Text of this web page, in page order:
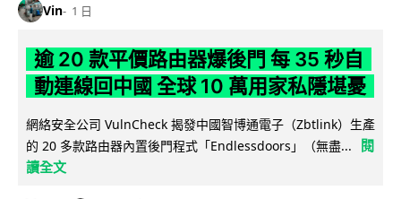
Vin 1 日
逾 20 款平價路由器爆後門 每 35 秒自
動連線回中國 全球 10 萬用家私隱堪憂
網絡安全公司 VulnCheck 揭發中國智博通電子（Zbtlink）生產
的 20 多款路由器內置後門程式「Endlessdoors」（無盡...
閱
讀全文